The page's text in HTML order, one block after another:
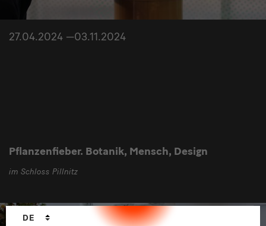
27.04.2024 —03.11.2024
Pflanzenfieber. Botanik, Mensch, Design
im Schloss Pillnitz
Sprachwechsler
DE